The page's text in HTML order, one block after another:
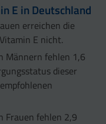
E in Deutschland
erreichen die
E nicht.
Männern fehlen 1,6
dieser
Frauen fehlen 2,9